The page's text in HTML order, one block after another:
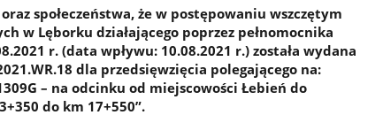
społeczeństwa, że w postępowaniu wszczętym
w Lęborku działającego poprzez pełnomocnika
r. (data wpływu: 10.08.2021 r.) została wydana
dla przedsięwzięcia polegającego na:
– na odcinku od miejscowości Łebień do
do km 17+550”.